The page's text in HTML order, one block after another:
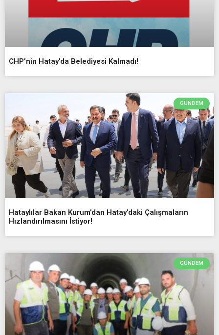
CHP’nin Hatay’da Belediyesi Kalmadı!
GÜNDEM
Hataylılar Bakan Kurum’dan Hatay’daki Çalışmaların
Hızlandırılmasını İstiyor!
GÜNDEM